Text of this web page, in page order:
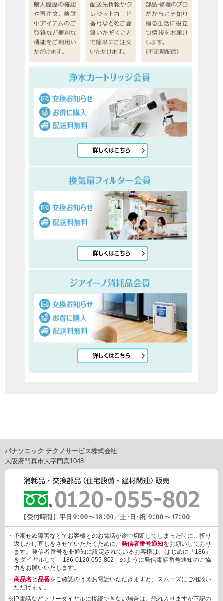
パナソニック テクノサービス株式会社
大阪府門真市大字門真1048
・予期せぬ障害などでお客様とのお電話が途中切断してしまった時に、折り
返しかけ直しをさせていただくために、 発信者番号通知をお願いしており
ます。発信者番号を非通知に設定されているお客様は、はじめに「186」
をダイヤルして「186-0120-055-802」のように発信電話番号通知のご協
力をお願いいたします。
・ 商品名 と 品番をご確認のうえお電話いただきますと、スムーズにご相談い
ただけます。
※IP電話などフリーダイヤルに接続できない場合は、恐れ入りますが下記の